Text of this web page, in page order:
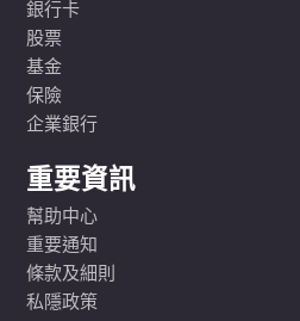
銀行卡
股票
基金
保險
企業銀行
重要資訊
幫助中心
重要通知
條款及細則
私隱政策